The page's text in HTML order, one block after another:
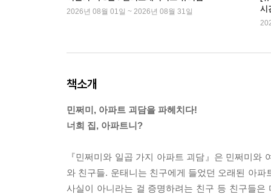
2026년 08월 01일 ~ 2026년 08월 31일
시
책소개
민쩌미, 아파트 괴담을 파헤치다!
너희 집, 아파트니?
『민쩌미와 일곱 가지 아파트 괴담』은 민쩌미
와 친구들. 운태니는 친구에게 들었던 오래된 아
사실이 아니라는 걸 증명하려는 친구 등 친구들